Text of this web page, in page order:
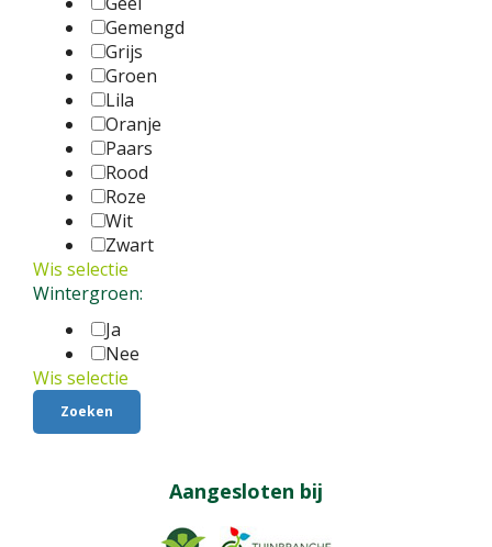
Gemengd
Grijs
Groen
Lila
Oranje
Paars
Rood
Roze
Wit
Zwart
Wis selectie
Wintergroen:
Ja
Nee
Wis selectie
Aangesloten bij